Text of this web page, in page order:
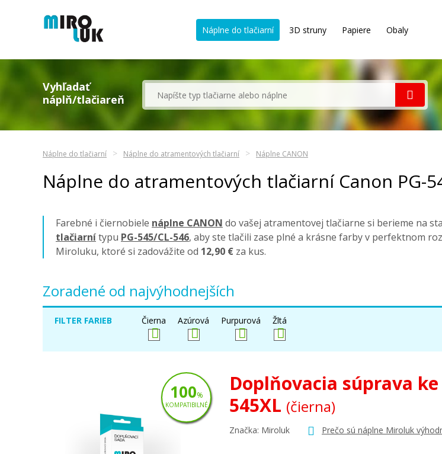
Náplne do tlačiarní 3D struny Papiere Obaly
Vyhľadať
náplň/tlačiareň
Náplne do tlačiarní Náplne do atramentových tlačiarní Náplne CANON
Náplne do atramentových tlačiarní Canon PG-
Farebné i čiernobiele náplne CANON do vašej atramentovej tlačiarne si berieme na
tlačiarnítypu PG-545/CL-546, aby ste tlačili zase plné a krásne farby v perfektnom
Miroluku, ktoré si zadovážite od 12,90 € za kus.
Zoradené od najvýhodnejších
FILTER FARIEB Čierna Azúrová Purpurová Žltá
Doplňovacia súprava ke
545XL (čierna)
Značka: Miroluk Prečo sú náplne Miroluk
100%
KOMPATIBILNÉ